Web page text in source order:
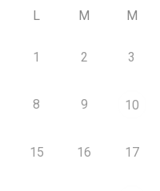
L M M
1 2 3
8 9 10
15 16 17